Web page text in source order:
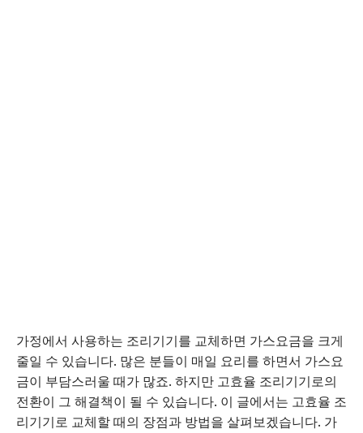
가정에서 사용하는 조리기기를 교체하면 가스요금을 크게
줄일 수 있습니다. 많은 분들이 매일 요리를 하면서 가스요
금이 부담스러울 때가 많죠. 하지만 고효율 조리기기로의
전환이 그 해결책이 될 수 있습니다. 이 글에서는 고효율 조
리기기로 교체할 때의 장점과 방법을 살펴보겠습니다. 가